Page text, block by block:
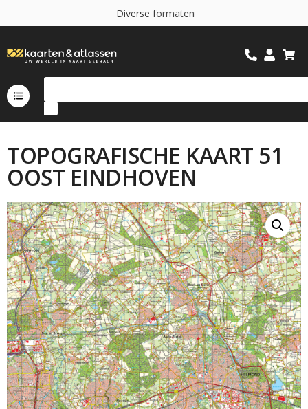
Diverse formaten
TOPOGRAFISCHE KAART 51
OOST EINDHOVEN